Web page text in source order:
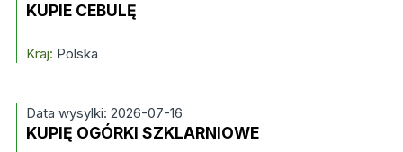
KUPIE CEBULĘ
Kraj: Polska
Data wysylki: 2026-07-16
KUPIĘ OGÓRKI SZKLARNIOWE